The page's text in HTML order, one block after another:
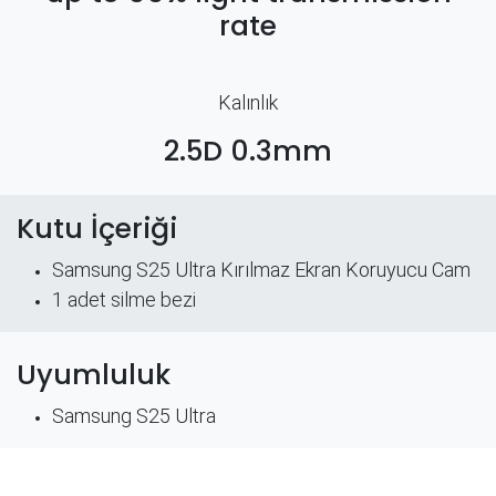
rate
Kalınlık
2.5D 0.3mm
Kutu İçeriği
Samsung S25 Ultra Kırılmaz Ekran Koruyucu Cam
​1 adet silme bezi
Uyumluluk
Samsung S25 Ultra